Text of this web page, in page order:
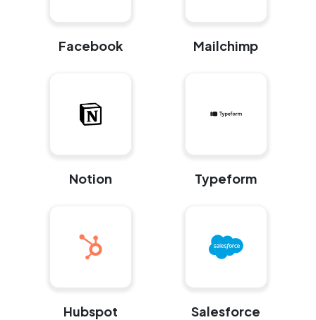
Facebook Mailchimp
Notion Typeform
Hubspot Salesforce